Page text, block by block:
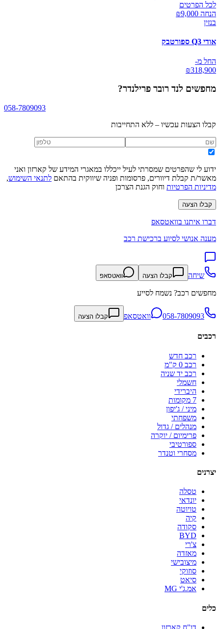
לכל הפרטים
הנחה ₪ 9,000
בנזין
אודי Q3 ספורטבק
החל מ-
₪318,900
מחפשים לנד רובר פרילנדר?
058-7809093
קבלו הצעות עכשיו – ללא התחייבות
ידוע לי שהפרטים שמסרתי לעיל ייכללו במאגרי המידע של קארזון ואני
מאשר/ת קבלת דיוורים, פרסומות ופניה שיווקית בהתאם לתנאי השימוש,
מדיניות הפרטיות וחוק הגנת הצרכן
קבלו הצעה
דברו איתנו בוואטסאפ
מענה אנושי לסיוע ברכישת רכב
שיחה קבלו הצעה וואטסאפ
מחפשים רכב? נשמח לסייע
058-7809093 וואטסאפ קבלו הצעה
רכבים
רכב חדש
רכב 0 ק"מ
רכב יד שניה
חשמלי
היברידי
7 מקומות
מיני / ג'יפון
משפחתי
מנהלים / גדול
פרימיום / יוקרה
ספורטיבי
מסחרי וטנדר
יצרנים
טסלה
יונדאי
טויוטה
קיה
סקודה
BYD
צ'רי
מאזדה
מיצובישי
סוזוקי
סיאט
אמ.ג'י MG
כלים
דו"ח קארזון